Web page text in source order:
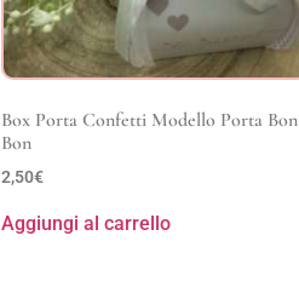
Box Porta Confetti Modello Porta Bon
Bon
2,50€
Aggiungi al carrello